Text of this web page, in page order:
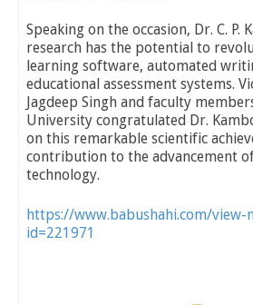
Speaking on the occasion, Dr. C. P.
research has the potential to
learning software, automated
educational assessment systems.
Jagdeep Singh and faculty
University congratulated Dr.
on this remarkable scientific
contribution to the advancement
technology.
https://www.babushahi.com/view-
id=221971